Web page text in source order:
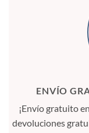
ENVÍO
¡Envío gratuito
devoluciones